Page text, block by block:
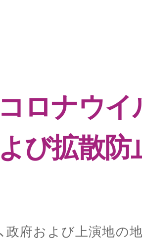
ロナウ
び拡散防
政府および上演地の